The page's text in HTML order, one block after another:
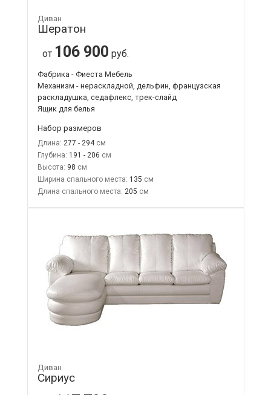
Диван
Шератон
от 106 900 руб.
Фабрика - Фиеста Мебель
Механизм - нераскладной, дельфин, французская
раскладушка, седафлекс, трек-слайд
Ящик для белья
Набор размеров
Длина: 277 - 294
Глубина: 191 - 206
Высота: 98
Ширина спального места: 135
Длина спального места: 205
Диван
Сириус